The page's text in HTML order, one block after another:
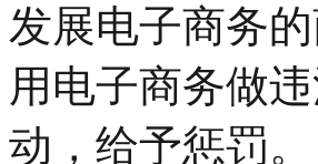
发展电子商务
用电子商务做
动，给予惩罚。